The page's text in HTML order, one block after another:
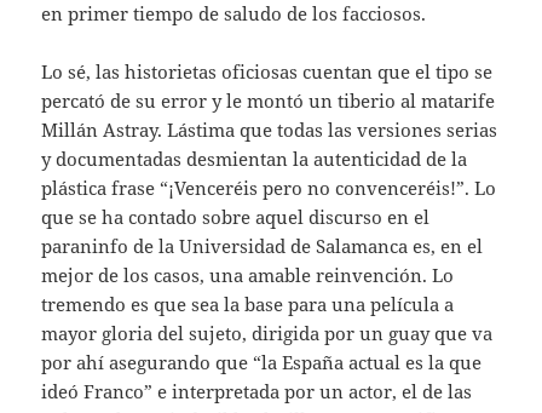
en primer tiempo de saludo de los facciosos.
Lo sé, las historietas oficiosas cuentan que el tipo se
percató de su error y le montó un tiberio al matarife
Millán Astray. Lástima que todas las versiones serias
y documentadas desmientan la autenticidad de la
plástica frase “¡Venceréis pero no convenceréis!”. Lo
que se ha contado sobre aquel discurso en el
paraninfo de la Universidad de Salamanca es, en el
mejor de los casos, una amable reinvención. Lo
tremendo es que sea la base para una película a
mayor gloria del sujeto, dirigida por un guay que va
por ahí asegurando que “la España actual es la que
ideó Franco” e interpretada por un actor, el de las